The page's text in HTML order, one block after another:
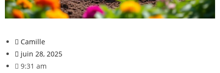
Camille
juin 28, 2025
9:31 am